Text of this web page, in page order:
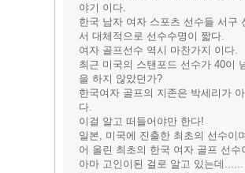
야기 이다.
한국 남자 여자 스포츠 선수들 서구
서 대체적으로 선수수명이 짧다.
여자 골프선수 역시 마찬가지 이다.
최근 미국의 스탠포드 선수가 40이
을 하지 않았던가?
한국여자 골프의 지존은 박세리가
다.
이걸 알고 떠들어야만 한다!
일본, 미국에 진출한 최초의 선수이
어 올린 최초의 한국 여자 골프 선수
아마 고인이된 걸로 알고 있는데......